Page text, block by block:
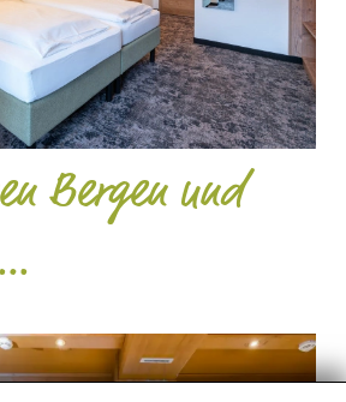
Bergen und